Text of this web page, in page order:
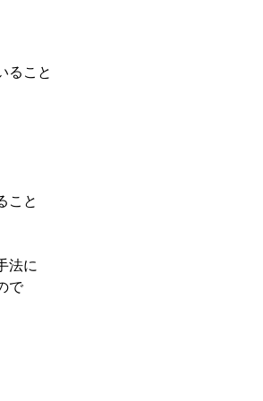
ること
こと
法に
で